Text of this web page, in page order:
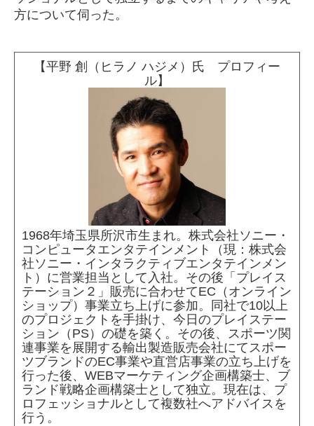
方について伺った。
【平野 創（ヒラノ ハジメ）氏 プロフィー
ル】
1968年埼玉県所沢市生まれ。株式会社ソニー・
コンピュータエンタテインメント（現：株式会
社ソニー・インタラクティブエンタテインメン
ト）に営業担当として入社。その後「プレイス
テーション２」販売に合わせてEC（オンライン
ショップ）事業立ち上げに参加。同社で10以上
のプロジェクトを手掛け、今日のプレイステー
ション（PS）の礎を築く。その後、スポーツ関
連事業を展開する輸出製造販売会社にてスポー
ツブランドのEC事業や直営店事業の立ち上げを
行った後、WEBマーケティング企画構築士、ブ
ランド戦略企画構築士として独立。現在は、プ
ロフェッショナルとして複数社へアドバイスを
行う。